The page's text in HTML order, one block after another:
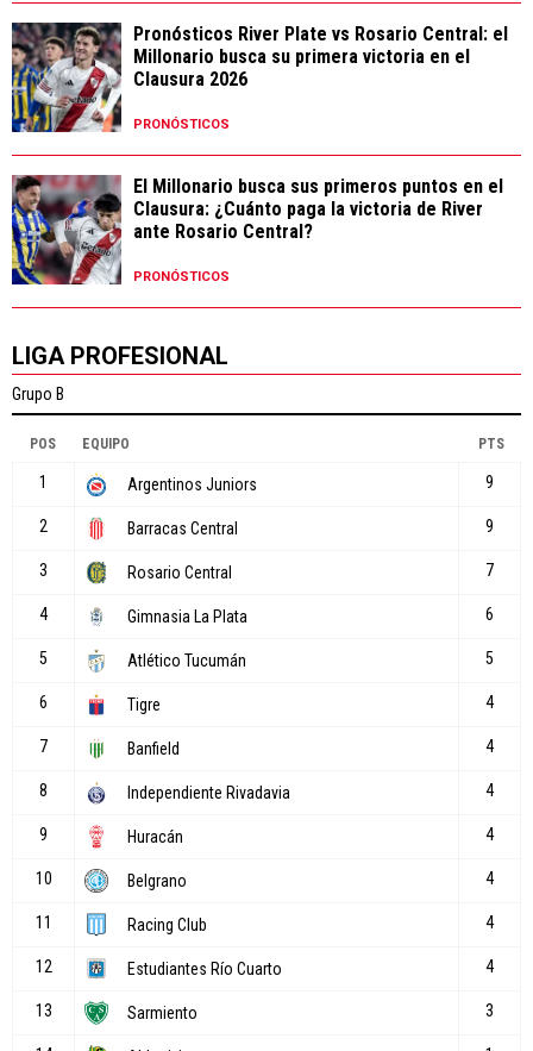
Pronósticos River Plate vs Rosario Central: el
Millonario busca su primera victoria en el
Clausura 2026
PRONÓSTICOS
El Millonario busca sus primeros puntos en el
Clausura: ¿Cuánto paga la victoria de River
ante Rosario Central?
PRONÓSTICOS
LIGA PROFESIONAL